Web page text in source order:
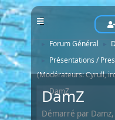
POLARIS - Le Site
Forum Général
Présentations /
(Modérateurs:Cyrull,
► DamZ
DamZ
Démarré par